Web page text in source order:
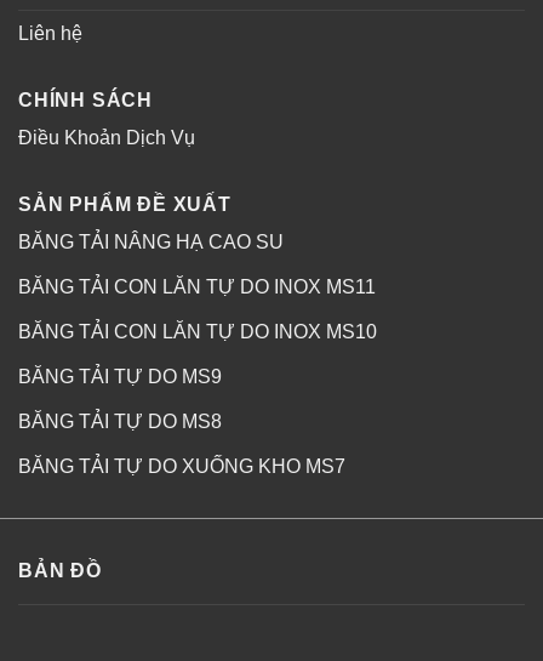
Liên hệ
CHÍNH SÁCH
Điều Khoản Dịch Vụ
SẢN PHẨM ĐỀ XUẤT
BĂNG TẢI NÂNG HẠ CAO SU
BĂNG TẢI CON LĂN TỰ DO INOX MS11
BĂNG TẢI CON LĂN TỰ DO INOX MS10
BĂNG TẢI TỰ DO MS9
BĂNG TẢI TỰ DO MS8
BĂNG TẢI TỰ DO XUỐNG KHO MS7
BẢN ĐỒ